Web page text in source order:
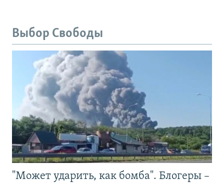
Выбор Свободы
"Может ударить, как бомба". Блогеры –